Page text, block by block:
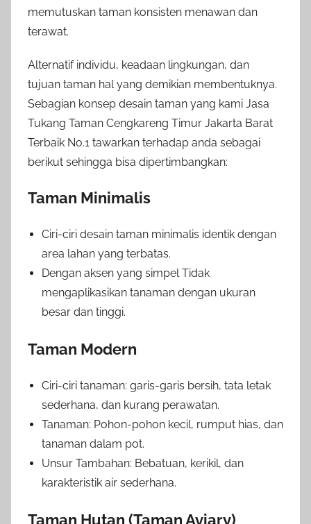
memutuskan taman konsisten menawan dan
terawat.
Alternatif individu, keadaan lingkungan, dan
tujuan taman hal yang demikian membentuknya.
Sebagian konsep desain taman yang kami Jasa
Tukang Taman Cengkareng Timur Jakarta Barat
Terbaik No.1 tawarkan terhadap anda sebagai
berikut sehingga bisa dipertimbangkan:
Taman Minimalis
Ciri-ciri desain taman minimalis identik dengan
area lahan yang terbatas.
Dengan aksen yang simpel Tidak
mengaplikasikan tanaman dengan ukuran
besar dan tinggi.
Taman Modern
Ciri-ciri tanaman: garis-garis bersih, tata letak
sederhana, dan kurang perawatan.
Tanaman: Pohon-pohon kecil, rumput hias, dan
tanaman dalam pot.
Unsur Tambahan: Bebatuan, kerikil, dan
karakteristik air sederhana.
Taman Hutan (Taman Aviary)